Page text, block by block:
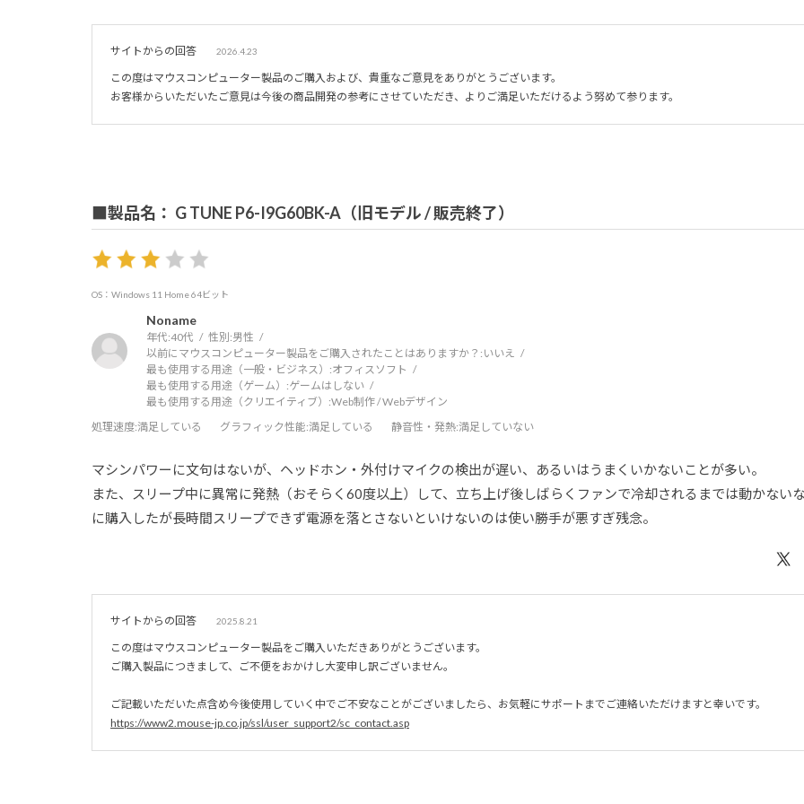
サイトからの回答 2026.4.23
この度はマウスコンピューター製品のご購入および、貴重なご意見をありがとうございます。
お客様からいただいたご意見は今後の商品開発の参考にさせていただき、よりご満足いただけるよう努めて参ります。
■製品名： G TUNE P6-I9G60BK-A（旧モデル / 販売終了）
OS：Windows 11 Home 64ビット
Noname
年代:40代 性別:男性
以前にマウスコンピューター製品をご購入されたことはありますか？: いいえ
最も使用する用途（一般・ビジネス）:オフィスソフト
最も使用する用途（ゲーム）:ゲームはしない
最も使用する用途（クリエイティブ）:Web制作 / Webデザイン
処理速度:満足している グラフィック性能:満足している 静音性・発熱:満足していない
マシンパワーに文句はないが、ヘッドホン・外付けマイクの検出が遅い、あるいはうまくいかないことが多い。
また、スリープ中に異常に発熱（おそらく60度以上）して、立ち上げ後しばらくファンで冷却されるまでは動かない
に購入したが長時間スリープできず電源を落とさないといけないのは使い勝手が悪すぎ残念。
サイトからの回答 2025.8.21
この度はマウスコンピューター製品をご購入いただきありがとうございます。
ご購入製品につきまして、ご不便をおかけし大変申し訳ございません。
ご記載いただいた点含め今後使用していく中でご不安なことがございましたら、お気軽にサポートまでご連絡いただけますと幸いです。
https://www2.mouse-jp.co.jp/ssl/user_support2/sc_contact.asp